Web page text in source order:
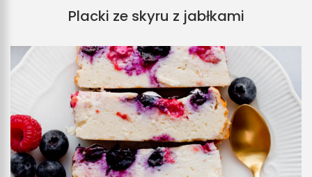
Placki ze skyru z jabłkami